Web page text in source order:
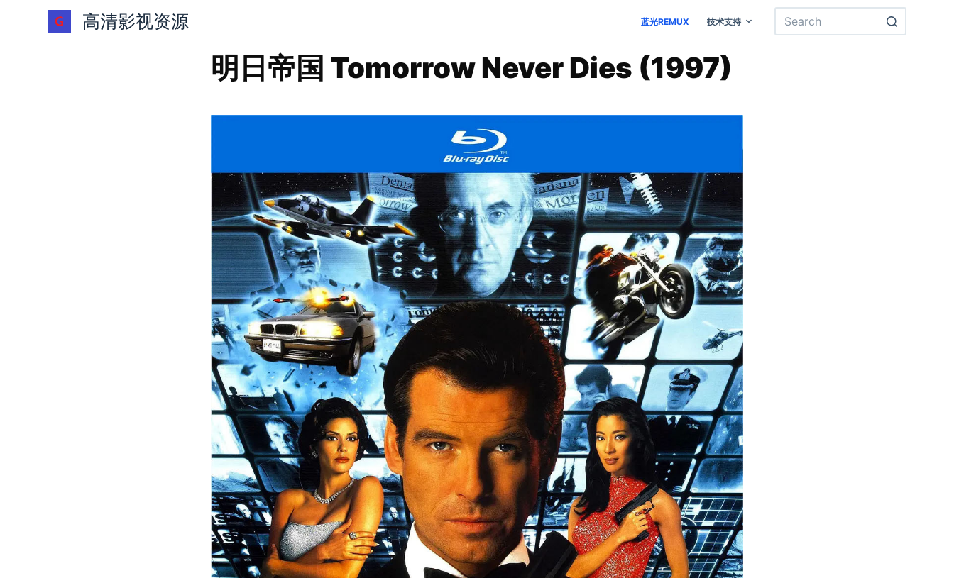
高清影视资源 蓝光REMUX 技术支持
明日帝国 Tomorrow Never Dies (1997)